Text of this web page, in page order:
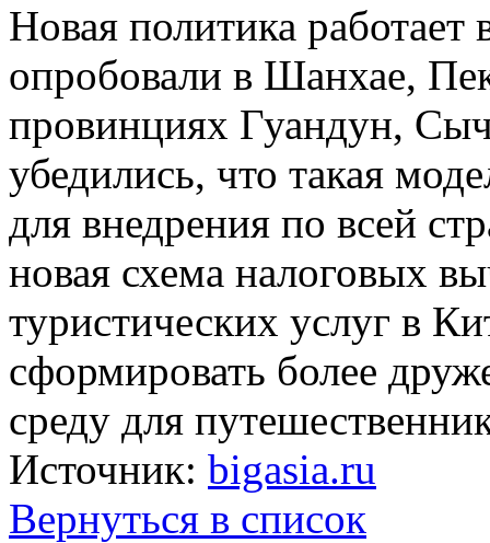
Новая политика работает
опробовали в Шанхае,
провинциях Гуандун,
убедились, что такая
для внедрения по всей
новая схема налоговых
туристических услуг в
сформировать более
среду для
Источник: bigasia.ru
Вернуться в список